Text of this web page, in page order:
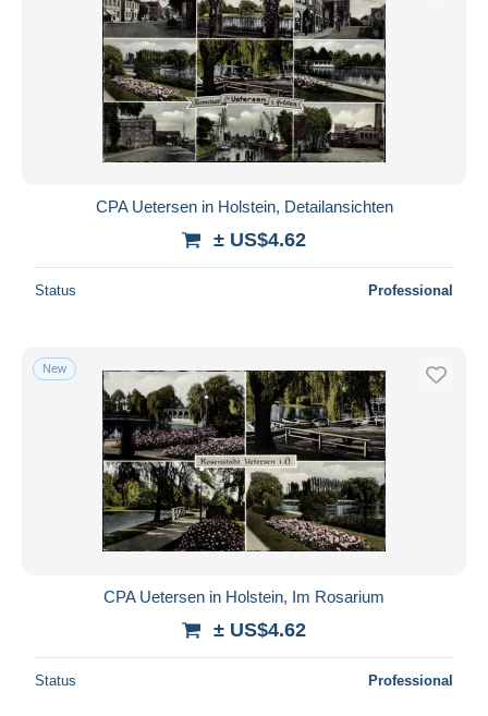
CPA Uetersen in Holstein, Detailansichten
± US$4.62
Status Professional
New
CPA Uetersen in Holstein, Im Rosarium
± US$4.62
Status Professional